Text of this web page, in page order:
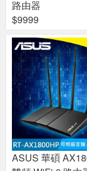
路由器
$9999
ASUS 華碩